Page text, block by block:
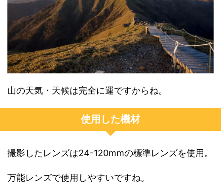
山の天気・天候は完全に運ですからね。
使用した機材
撮影したレンズは24-120mmの標準レンズを使用。
万能レンズで使用しやすいですね。